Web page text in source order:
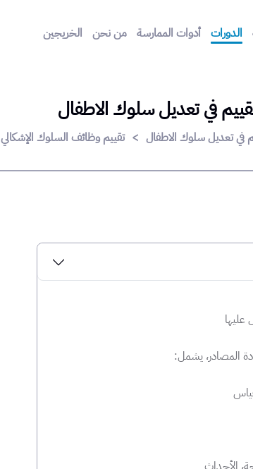
الدورات أدوات الممارسة من نحن الخريجين
في تعديل سلوك الاطفال
في تعديل سلوك الاطفال > تقييم وظائف السلوك الإشكالي